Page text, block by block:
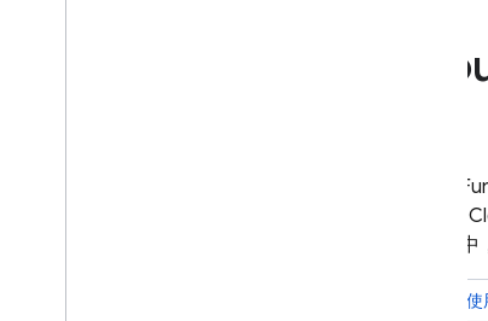
Cloud
礎架構
開始